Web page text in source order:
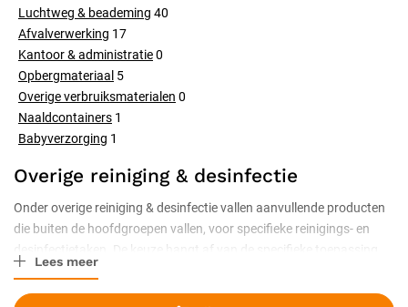
Overige reiniging & desinfectie
Onder overige reiniging & desinfectie vallen aanvullende producten
die buiten de hoofdgroepen vallen, voor specifieke reinigings- en
desinfectietaken. De keuze hangt af van de specifieke toepassing.
Let op het werkingsspectrum en de geschiktheid voor het materiaal.
Bepaal eerst wat u wilt reinigen of desinfecteren voor de juiste
Lees meer
Luchtweg & beademing 40
Afvalverwerking 17
Kantoor & administratie0
Opbergmateriaal 5
Overige verbruiksmaterialen 0
Naaldcontainers 1
Babyverzorging 1